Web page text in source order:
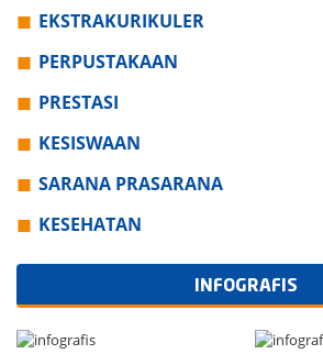
EKSTRAKURIKULER
PERPUSTAKAAN
PRESTASI
KESISWAAN
SARANA PRASARANA
KESEHATAN
INFOGRAFIS